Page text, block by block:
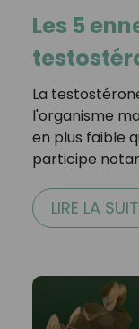
Les 5
La
l'organisme
en plus faible
participe
LIRE LA